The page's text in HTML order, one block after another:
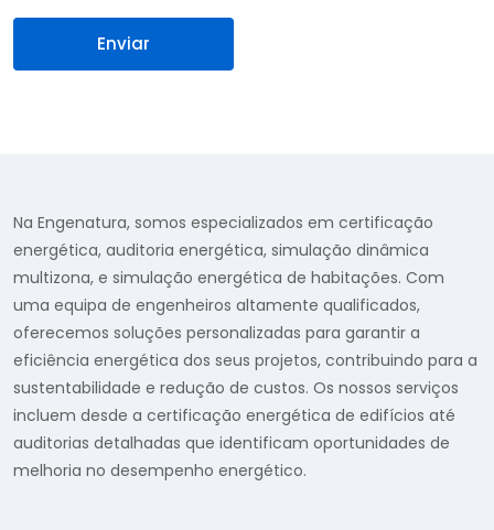
Na Engenatura, somos especializados em certificação
energética, auditoria energética, simulação dinâmica
multizona, e simulação energética de habitações. Com
uma equipa de engenheiros altamente qualificados,
oferecemos soluções personalizadas para garantir a
eficiência energética dos seus projetos, contribuindo para a
sustentabilidade e redução de custos. Os nossos serviços
incluem desde a certificação energética de edifícios até
auditorias detalhadas que identificam oportunidades de
melhoria no desempenho energético.